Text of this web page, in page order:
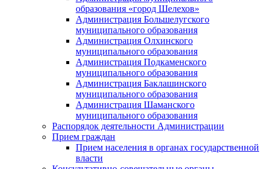
образования «город Шелехов»
Администрация Большелугского
муниципального образования
Администрация Олхинского
муниципального образования
Администрация Подкаменского
муниципального образования
Администрация Баклашинского
муниципального образования
Администрация Шаманского
муниципального образования
Распорядок деятельности Администрации
Прием граждан
Прием населения в органах государственной
власти